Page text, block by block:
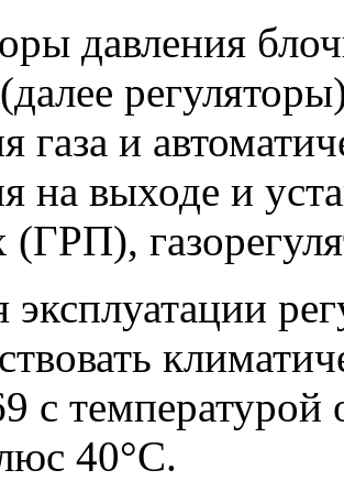
давления
газа и
на выходе и
(ГРП),
эксплуатации
с
40°С.